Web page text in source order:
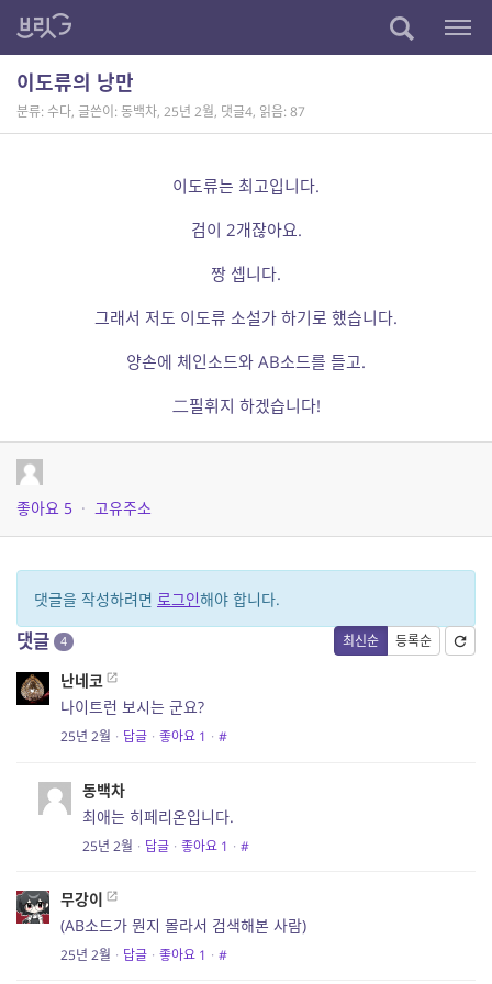
이도류의 낭만
분류: 수다, 글쓴이: 동백차, 25년 2월, 댓글4, 읽음: 87
이도류는 최고입니다.
검이 2개잖아요.
짱 셉니다.
그래서 저도 이도류 소설가 하기로 했습니다.
양손에 체인소드와 AB소드를 들고.
二필휘지 하겠습니다!
좋아요 5 · 고유주소
댓글을 작성하려면 로그인해야 합니다.
최신순 등록순
댓글 4
난네코
나이트런 보시는 군요?
25년 2월 · 답글 · 좋아요 1 · #
동백차
최애는 히페리온입니다.
25년 2월 · 답글 · 좋아요 1 · #
무강이
(AB소드가 뭔지 몰라서 검색해본 사람)
25년 2월 · 답글 · 좋아요 1 · #